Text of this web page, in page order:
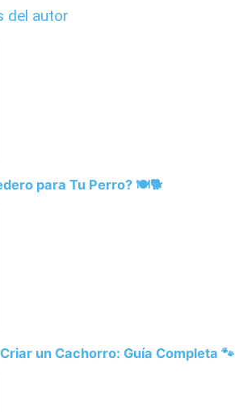
del autor
para Tu Perro? 🍽️🐕
un Cachorro: Guía Completa 🐾